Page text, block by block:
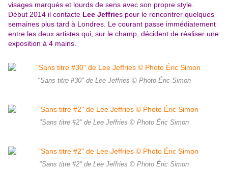
visages marqués et lourds de sens avec son propre style.
Début 2014 il contacte Lee Jeffries pour le rencontrer quelques
semaines plus tard à Londres. Le courant passe immédiatement
entre les deux artistes qui, sur le champ, décident de réaliser une
exposition à 4 mains.
"Sans titre #30" de Lee Jeffries © Photo Éric Simon
"Sans titre #2" de Lee Jeffries © Photo Éric Simon
"Sans titre #2" de Lee Jeffries © Photo Éric Simon